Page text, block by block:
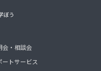
ぼう
会・相談会
ートサービス